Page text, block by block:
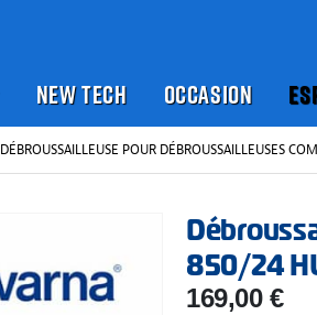
NEW TECH OCCASION
DÉBROUSSAILLEUSE POUR DÉBROUSSAILLEUSES
850/24
169,00 €